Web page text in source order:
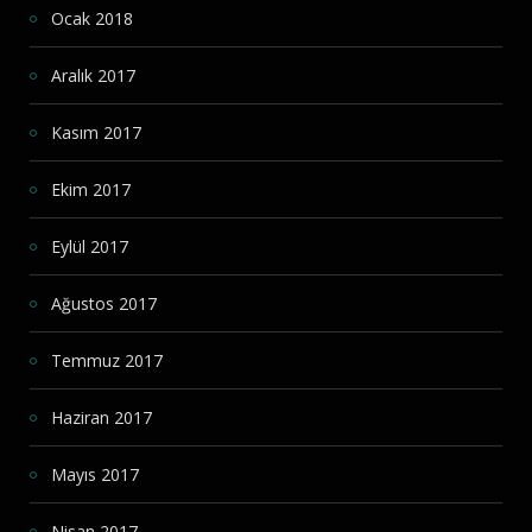
Ocak 2018
Aralık 2017
Kasım 2017
Ekim 2017
Eylül 2017
Ağustos 2017
Temmuz 2017
Haziran 2017
Mayıs 2017